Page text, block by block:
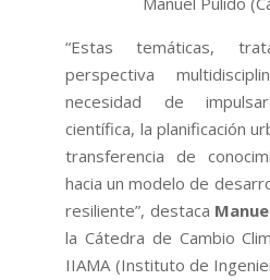
“Estas temáticas,
perspectiva
necesidad de
científica, la planificación
transferencia de
hacia un modelo de
resiliente”, destaca
la Cátedra de Cambio
IIAMA (Instituto de